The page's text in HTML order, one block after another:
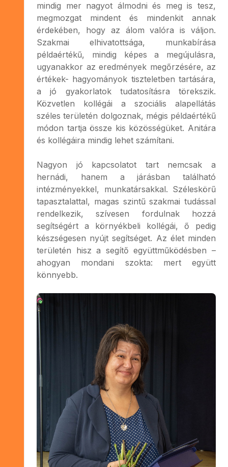
mindig mer nagyot álmodni és meg is tesz,
megmozgat mindent és mindenkit annak
érdekében, hogy az álom valóra is váljon.
Szakmai elhivatottsága, munkabírása
példaértékű, mindig képes a megújulásra,
ugyanakkor az eredmények megőrzésére, az
értékek- hagyományok tiszteletben tartására,
a jó gyakorlatok tudatosításra törekszik.
Közvetlen kollégái a szociális alapellátás
széles területén dolgoznak, mégis példaértékű
módon tartja össze kis közösségüket. Anitára
és kollégáira mindig lehet számítani.
Nagyon jó kapcsolatot tart nemcsak a
hernádi, hanem a járásban található
intézményekkel, munkatársakkal. Széleskörű
tapasztalattal, magas szintű szakmai tudással
rendelkezik, szívesen fordulnak hozzá
segítségért a környékbeli kollégái, ő pedig
készségesen nyújt segítséget. Az élet minden
területén hisz a segítő együttműködésben –
ahogyan mondani szokta: mert együtt
könnyebb.